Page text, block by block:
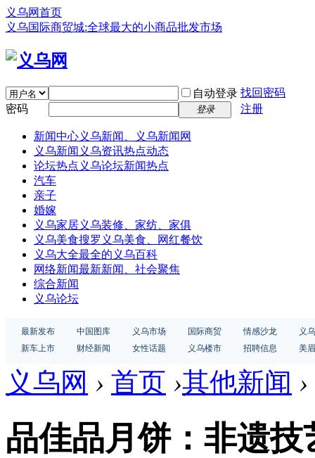
义乌网首页
义乌国际商贸城:全球最大的小商品批发市场
自动登录 找回密码
密码
登录 注册
新闻中心义乌新闻、义乌新闻网
义乌新闻 义乌资讯热点动态
论坛热点 义乌论坛新闻热点
汽车
亲子
婚嫁
义乌家居义乌装修、家纺、家俱
义乌美食搜罗义乌美食、网红餐饮
义乌大全最全的义乌百科
网络新闻最新新闻、社会聚焦
综合新闻
义乌论坛
最新发布 中国图库 义乌市场 国际商贸 情感沙龙
义
新车上市
财经新闻 女性话题 义乌楼市 招聘信息 美
义乌网 › 首页 ›其他新闻 ›
品佳品月饼：非遗